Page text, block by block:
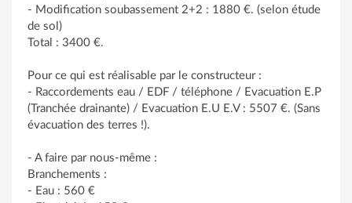
- Modification soubassement 2+2 : 1880 €. (selon étude
de sol)
Total : 3400 €.
Pour ce qui est réalisable par le constructeur :
- Raccordements eau / EDF / téléphone / Evacuation E.P
(Tranchée drainante) / Evacuation E.U E.V : 5507 €. (Sans
évacuation des terres !).
- A faire par nous-même :
Branchements :
- Eau : 560 €